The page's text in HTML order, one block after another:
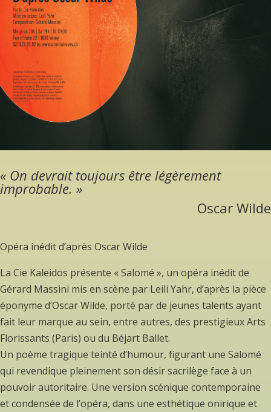
« On devrait toujours être légèrement
improbable. »
Oscar Wilde
Opéra inédit d’après Oscar Wilde
La Cie Kaleidos présente « Salomé », un opéra inédit de
Gérard Massini mis en scène par Leili Yahr, d’après la pièce
éponyme d’Oscar Wilde, porté par de jeunes talents ayant
fait leur marque au sein, entre autres, des prestigieux Arts
Florissants (Paris) ou du Béjart Ballet.
Un poème tragique teinté d’humour, figurant une Salomé
qui revendique pleinement son désir sacrilège face à un
pouvoir autoritaire. Une version scénique contemporaine
et condensée de l’opéra, dans une esthétique onirique et